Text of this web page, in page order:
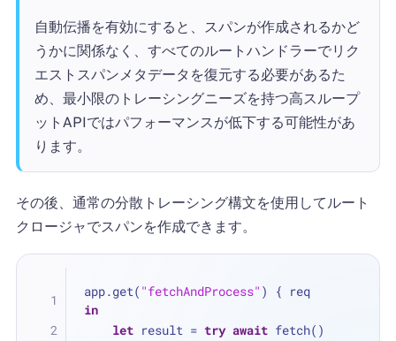
自動伝播を有効にすると、スパンが作成されるかど
うかに関係なく、すべてのルートハンドラーでリク
エストスパンメタデータを復元する必要があるた
め、最小限のトレーシングニーズを持つ高スループ
ットAPIではパフォーマンスが低下する可能性があ
ります。
その後、通常の分散トレーシング構文を使用してルート
クロージャでスパンを作成できます。
app.get( "fetchAndProcess"
in
let result = try await fetch()